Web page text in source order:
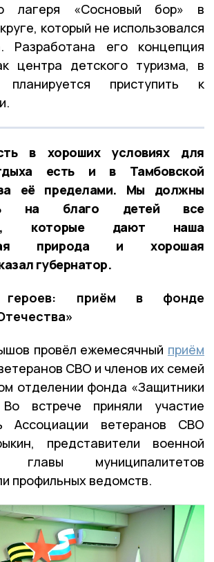
лагеря «Сосновый бор» в
который не использовался
Разработана его концепция
центра детского туризма, в
приступить к
в хороших условиях для
есть и в Тамбовской
её пределами. Мы должны
на благо детей все
которые дают наша
природа и хорошая
губернатор.
героев: приём в фонде
провёл ежемесячный приём
СВО и членов их семей
отделении фонда «Защитники
встрече приняли участие
Ассоциации ветеранов СВО
представители военной
главы муниципалитетов
профильных ведомств.